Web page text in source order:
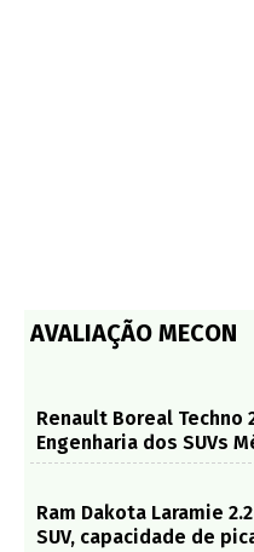
AVALIAÇÃO MECON
Renault Boreal Techno
Engenharia dos SUVs
Ram Dakota Laramie
SUV, capacidade de